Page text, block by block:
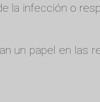
la infección o
un papel en las